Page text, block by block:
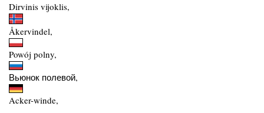
Dirvinis vijoklis,
Åkervindel,
Powój polny,
Вьюнок полевой,
Acker-winde,